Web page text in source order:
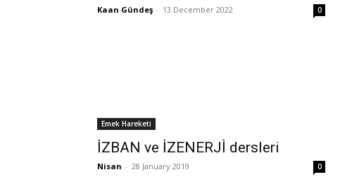
Kaan Gündeş - 13 December 2022 0
Emek Hareketi
İZBAN ve İZENERJİ dersleri
Nisan - 28 January 2019 0